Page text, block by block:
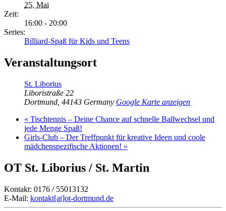
25. Mai
Zeit:
16:00 - 20:00
Series:
Billiard-Spaß für Kids und Teens
Veranstaltungsort
St. Liborius
Liboristraße 22
Dortmund 44143 Germany Google Karte anzeigen
« Tischtennis – Deine Chance auf schnelle Ballwechsel und
jede Menge Spaß!
Girls-Club – Der Treffpunkt für kreative Ideen und coole
mädchenspezifische Aktionen! »
OT St. Liborius / St. Martin
Kontakt: 0176 / 55013132
E-Mail: kontakt[at]ot-dortmund.de